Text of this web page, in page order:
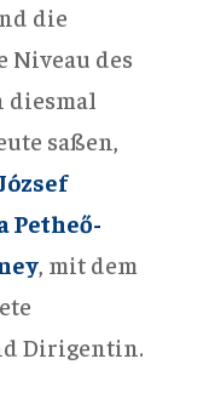
die
Niveau des
diesmal
saßen,
Petheő-
, mit dem
Dirigentin.